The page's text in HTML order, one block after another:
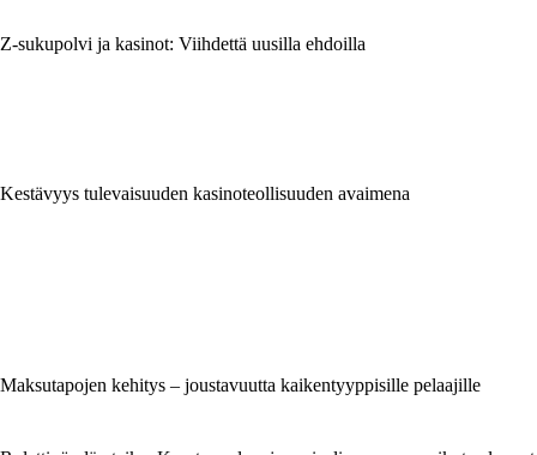
Z-sukupolvi ja kasinot: Viihdettä uusilla ehdoilla
Kestävyys tulevaisuuden kasinoteollisuuden avaimena
Maksutapojen kehitys – joustavuutta kaikentyyppisille pelaajille